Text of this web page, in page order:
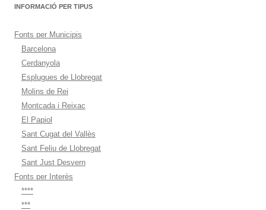
INFORMACIÓ PER TIPUS
Fonts per Municipis
Barcelona
Cerdanyola
Esplugues de Llobregat
Molins de Rei
Montcada i Reixac
El Papiol
Sant Cugat del Vallès
Sant Feliu de Llobregat
Sant Just Desvern
Fonts per Interès
****
***